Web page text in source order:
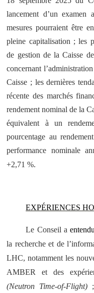
lancement d’un examen
mesures pourraient être
pleine capitalisation ; les
de gestion de la Caisse
concernant
Caisse ; les dernières
récente des marchés
rendement nominal de la
équivalent à un
pourcentage au
performance nominale
+2,71 %.
EXPÉRIENCES
Le Conseil aentendu
la recherche et de
LHC, notamment les
AMBER et des
(Neutron Time-of-Flight)